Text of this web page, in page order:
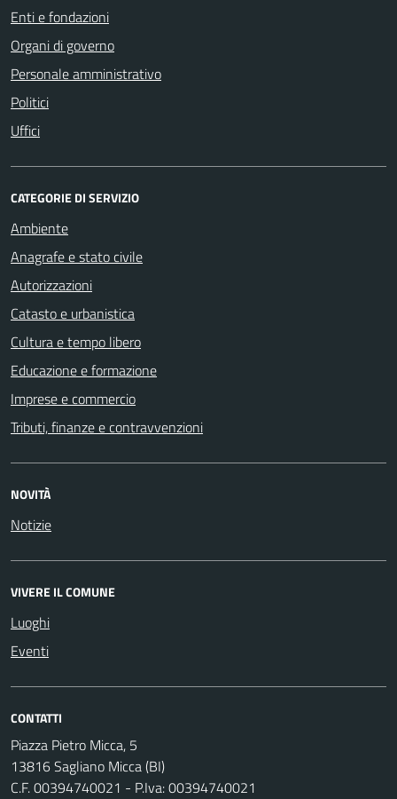
Enti e fondazioni
Organi di governo
Personale amministrativo
Politici
Uffici
CATEGORIE DI SERVIZIO
Ambiente
Anagrafe e stato civile
Autorizzazioni
Catasto e urbanistica
Cultura e tempo libero
Educazione e formazione
Imprese e commercio
Tributi, finanze e contravvenzioni
NOVITÀ
Notizie
VIVERE IL COMUNE
Luoghi
Eventi
CONTATTI
Piazza Pietro Micca, 5
13816 Sagliano Micca (BI)
C.F. 00394740021 - P.Iva: 00394740021